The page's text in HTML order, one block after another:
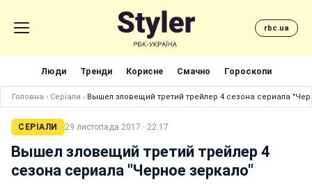
rbc.ua
Люди Тренди Корисне Смачно Гороскопи
Головна › Серіали › Вышел зловещий третий трейлер 4 сезона сериала
СЕРІАЛИ 29 листопада 2017 · 22:17
Вышел зловещий третий трейлер 4
сезона сериала "Черное зеркало"